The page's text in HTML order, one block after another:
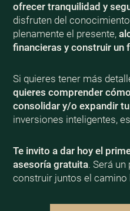
ofrecer tranquilidad y
disfruten del
plenamente el presente,
financieras y construir un
Si quieres tener más
quieres comprender
consolidar y/o expandir
inversiones inteligentes,
Te invito a dar hoy el
asesoría gratuita. Será un
construir juntos el camino